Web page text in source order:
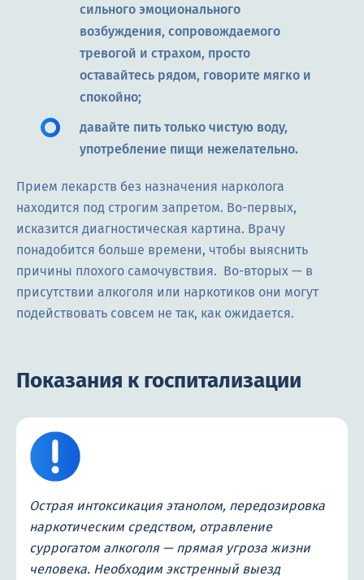
сильного эмоционального
возбуждения, сопровождаемого
тревогой и страхом, просто
оставайтесь рядом, говорите мягко и
спокойно;
давайте пить только чистую воду,
употребление пищи нежелательно.
Прием лекарств без назначения нарколога
находится под строгим запретом. Во-первых,
исказится диагностическая картина. Врачу
понадобится больше времени, чтобы выяснить
причины плохого самочувствия. Во-вторых — в
присутствии алкоголя или наркотиков они могут
подействовать совсем не так, как ожидается.
Показания к госпитализации
Острая интоксикация этанолом, передозировка
наркотическим средством, отравление
суррогатом алкоголя — прямая угроза жизни
человека. Необходим экстренный выезд